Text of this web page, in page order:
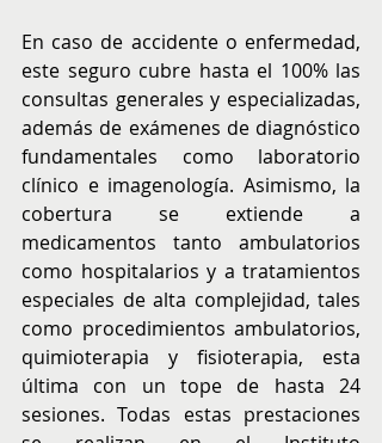
En caso de accidente o enfermedad,
este seguro cubre hasta el 100% las
consultas generales y especializadas,
además de exámenes de diagnóstico
fundamentales como laboratorio
clínico e imagenología. Asimismo, la
cobertura se extiende a
medicamentos tanto ambulatorios
como hospitalarios y a tratamientos
especiales de alta complejidad, tales
como procedimientos ambulatorios,
quimioterapia y fisioterapia, esta
última con un tope de hasta 24
sesiones. Todas estas prestaciones